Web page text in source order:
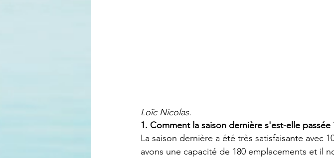
Loïc Nicolas.
1. Comment la saison dernière s'est-elle passée
La saison dernière a été très satisfaisante avec
avons une capacité de 180 emplacements et il